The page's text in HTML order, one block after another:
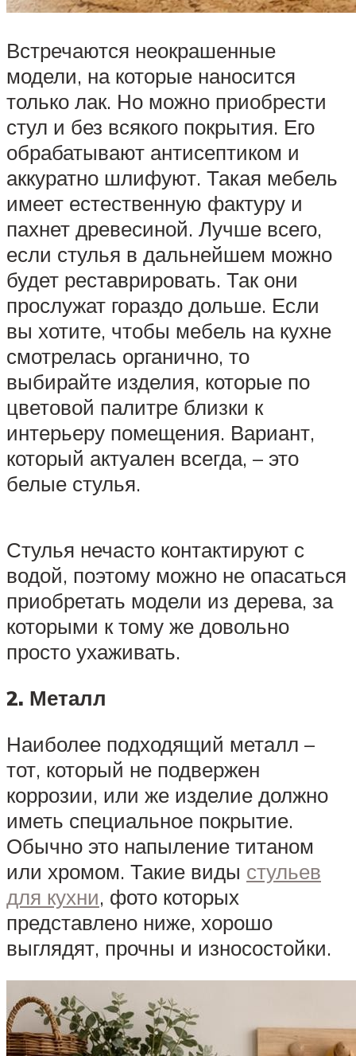
Встречаются неокрашенные
модели, на которые наносится
только лак. Но можно приобрести
стул и без всякого покрытия. Его
обрабатывают антисептиком и
аккуратно шлифуют. Такая мебель
имеет естественную фактуру и
пахнет древесиной. Лучше всего,
если стулья в дальнейшем можно
будет реставрировать. Так они
прослужат гораздо дольше. Если
вы хотите, чтобы мебель на кухне
смотрелась органично, то
выбирайте изделия, которые по
цветовой палитре близки к
интерьеру помещения. Вариант,
который актуален всегда, – это
белые стулья.
Стулья нечасто контактируют с
водой, поэтому можно не опасаться
приобретать модели из дерева, за
которыми к тому же довольно
просто ухаживать.
2. Металл
Наиболее подходящий металл –
тот, который не подвержен
коррозии, или же изделие должно
иметь специальное покрытие.
Обычно это напыление титаном
или хромом. Такие виды стульев
для кухни, фото которых
представлено ниже, хорошо
выглядят, прочны и износостойки.